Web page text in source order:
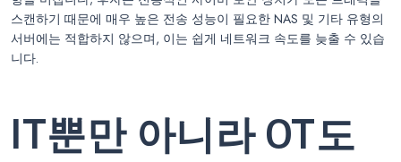
스캔하기 때문에 매우 높은 전송 성능이 필요한 NAS 및 기타 유형의
서버에는 적합하지 않으며, 이는 쉽게 네트워크 속도를 늦출 수 있습
니다.
IT뿐만 아니라 OT도